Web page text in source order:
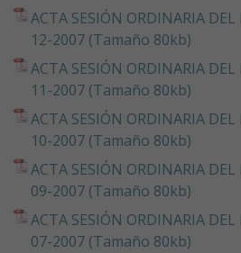
ACTA SESIÓN ORDINARIA DEL
12-2007 (Tamaño 80kb)
ACTA SESIÓN ORDINARIA DEL
11-2007 (Tamaño 80kb)
ACTA SESIÓN ORDINARIA DEL
10-2007 (Tamaño 80kb)
ACTA SESIÓN ORDINARIA DEL
09-2007 (Tamaño 80kb)
ACTA SESIÓN ORDINARIA DEL
07-2007 (Tamaño 80kb)